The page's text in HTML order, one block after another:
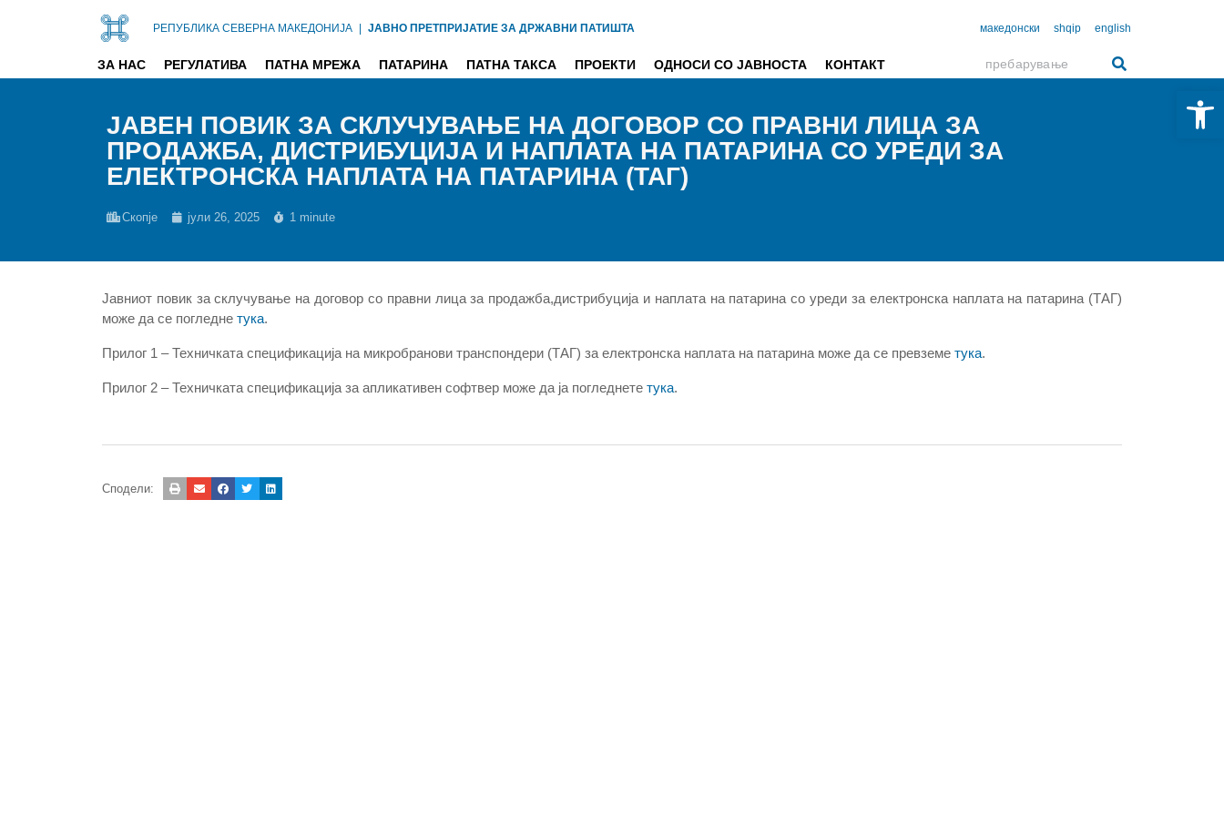
РЕПУБЛИКА СЕВЕРНА МАКЕДОНИЈА | ЈАВНО ПРЕТПРИЈАТИЕ ЗА ДРЖАВНИ ПАТИШТА македонски shqip english
ЗА НАС РЕГУЛАТИВА ПАТНА МРЕЖА ПАТАРИНА ПАТНА ТАКСА ПРОЕКТИ ОДНОСИ СО ЈАВНОСТА КОНТАКТ
ЈАВЕН ПОВИК ЗА СКЛУЧУВАЊЕ НА ДОГОВОР СО ПРАВНИ ЛИЦА ЗА
ПРОДАЖБА, ДИСТРИБУЦИЈА И НАПЛАТА НА ПАТАРИНА СО УРЕДИ ЗА
ЕЛЕКТРОНСКА НАПЛАТА НА ПАТАРИНА (ТАГ)
Скопје јули 26, 2025 1 minute
Јавниот повик за склучување на договор со правни лица за продажба,дистрибуција и наплата на патарина со уреди за електронска наплата на патарина (ТАГ)
може да се погледне тука.
Прилог 1 – Техничката спецификација на микробранови транспондери (ТАГ) за електронска наплата на патарина може да се превземе тука.
Прилог 2 – Техничката спецификација за апликативен софтвер може да ја погледнете тука.
Сподели: